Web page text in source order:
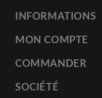
INFORMATIONS
MON COMPTE
COMMANDER
SOCIÉTÉ